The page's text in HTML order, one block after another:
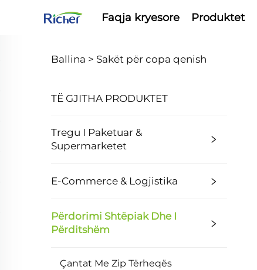
Faqja kryesore Produktet
Ballina > Sakët për copa qenish
TË GJITHA PRODUKTET
Tregu I Paketuar &
Supermarketet
E-Commerce & Logjistika
Përdorimi Shtëpiak Dhe I
Përditshëm
Çantat Me Zip Tërheqës